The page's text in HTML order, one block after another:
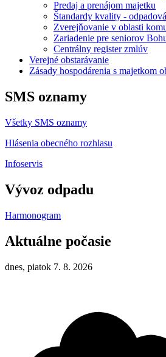
Predaj a prenájom majetku
Štandardy kvality -
Zverejňovanie v oblasti
Zariadenie pre seniorov
Centrálny register zmlúv
Verejné obstarávanie
Zásady hospodárenia s majetkom
SMS oznamy
Všetky SMS oznamy
Hlásenia obecného rozhlasu
Infoservis
Vývoz odpadu
Harmonogram
Aktuálne počasie
dnes, piatok 7. 8. 2026